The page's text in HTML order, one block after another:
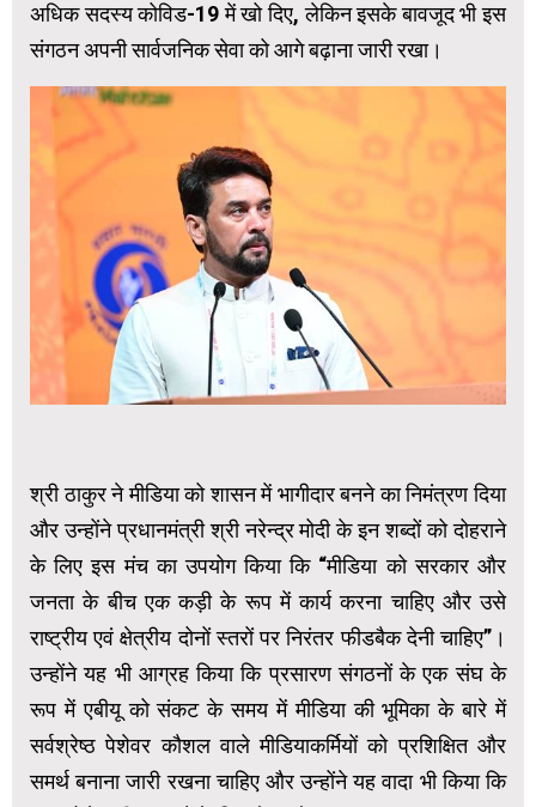
अधिक सदस्य कोविड-19 में खो दिए, लेकिन इसके बावजूद भी इस
संगठन अपनी सार्वजनिक सेवा को आगे बढ़ाना जारी रखा।
श्री ठाकुर ने मीडिया को शासन में भागीदार बनने का निमंत्रण दिया
और उन्‍होंने प्रधानमंत्री श्री नरेन्द्र मोदी के इन शब्दों को दोहराने
के लिए इस मंच का उपयोग किया कि “मीडिया को सरकार और
जनता के बीच एक कड़ी के रूप में कार्य करना चाहिए और उसे
राष्ट्रीय एवं क्षेत्रीय दोनों स्तरों पर निरंतर फीडबैक देनी चाहिए”।
उन्होंने यह भी आग्रह किया कि प्रसारण संगठनों के एक संघ के
रूप में एबीयू को संकट के समय में मीडिया की भूमिका के बारे में
सर्वश्रेष्ठ पेशेवर कौशल वाले मीडियाकर्मियों को प्रशिक्षित और
समर्थ बनाना जारी रखना चाहिए और उन्‍होंने यह वादा भी किया कि